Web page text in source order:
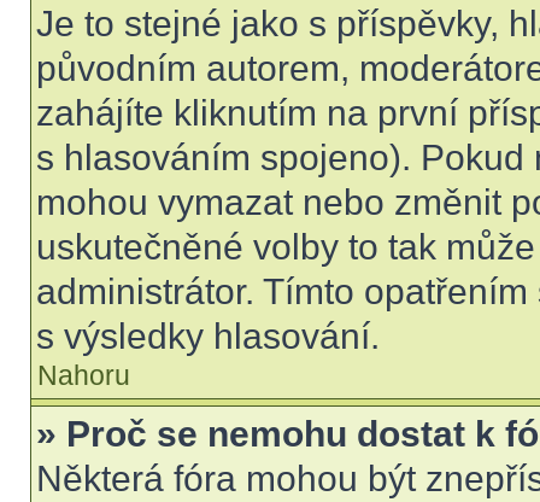
Je to stejné jako s příspěvky,
původním autorem,
zahájíte kliknutím na první
s hlasováním spojeno).
mohou vymazat nebo změnit
uskutečněné volby to tak
administrátor. Tímto
s výsledky hlasování.
Nahoru
» Proč se nemohu dostat k
Některá fóra mohou být